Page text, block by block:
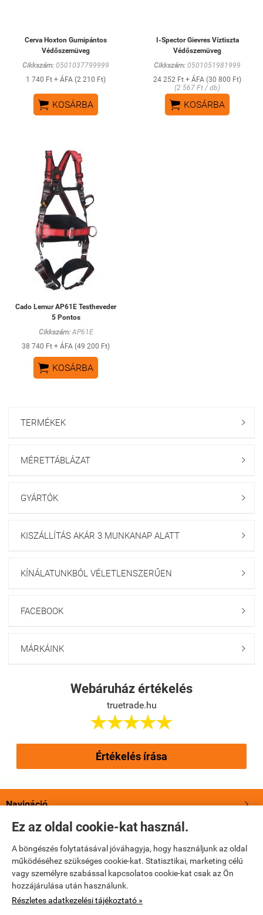
Ez az oldal cookie-kat használ.
A böngészés folytatásával jóváhagyja, hogy használjunk az oldal
működéséhez szükséges cookie-kat. Statisztikai, marketing célú
vagy személyre szabással kapcsolatos cookie-kat csak az Ön
hozzájárulása után használunk.
Részletes adatkezelési tájékoztató »
Cerva Hoxton Gumipántos
Védőszemüveg
Cikkszám: 0501037799999
1 740 Ft + ÁFA (2 210 Ft)
 KOSÁRBA
I-Spector Gievres Víztiszta
Védőszemüveg
Cikkszám: 0501051981999
24 252 Ft + ÁFA (30 800 Ft)
(2 567 Ft / db)
 KOSÁRBA
Cado Lemur AP61E Testheveder
5 Pontos
Cikkszám:AP61E
38 740 Ft + ÁFA (49 200 Ft)
 KOSÁRBA
TERMÉKEK 
MÉRETTÁBLÁZAT 
GYÁRTÓK 
KISZÁLLÍTÁS AKÁR 3 MUNKANAP ALATT 
KÍNÁLATUNKBÓL VÉLETLENSZERŰEN 
FACEBOOK 
MÁRKÁINK 
Webáruház értékelés
truetrade.hu

Értékelés írása
Navigáció 
Saját fiók
Bemutatkozás
Elérhetőségek